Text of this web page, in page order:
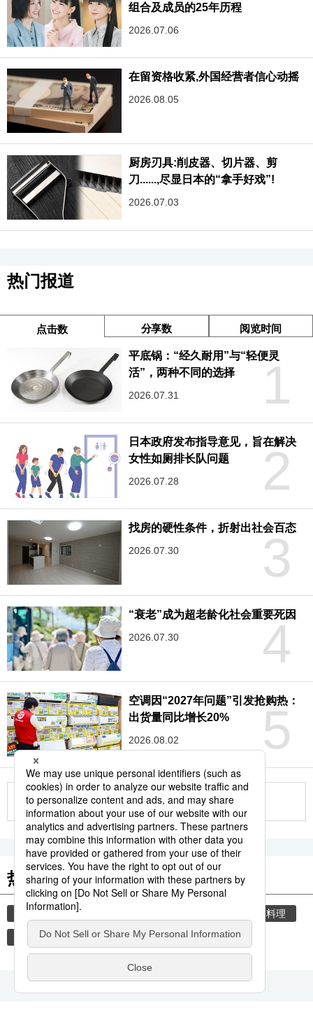
组合及成员的25年历程
2026.07.06
在留资格收紧,外国经营者信心动摇
2026.08.05
厨房刃具:削皮器、切片器、剪
刀......,尽显日本的“拿手好戏”!
2026.07.03
热门报道
点击数 分享数 阅览时间
1
平底锅：“经久耐用”与“轻便灵
活”，两种不同的选择
2026.07.31
2
日本政府发布指导意见，旨在解决
女性如厕排长队问题
2026.07.28
3
找房的硬性条件，折射出社会百态
2026.07.30
4
“衰老”成为超老龄化社会重要死因
2026.07.30
5
空调因“2027年问题”引发抢购热：
出货量同比增长20%
2026.08.02
更多
热门关键词
饮食 生活与旅游 日本料理
中华料理 日式厨具 炒锅 锅 性